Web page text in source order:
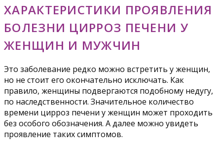
ХАРАКТЕРИСТИКИ ПРОЯВЛЕНИЯ
БОЛЕЗНИ ЦИРРОЗ ПЕЧЕНИ У
ЖЕНЩИН И МУЖЧИН
Это заболевание редко можно встретить у женщин,
но не стоит его окончательно исключать. Как
правило, женщины подвергаются подобному недугу,
по наследственности. Значительное количество
времени цирроз печени у женщин может проходить
без особого обозначения. А далее можно увидеть
проявление таких симптомов.